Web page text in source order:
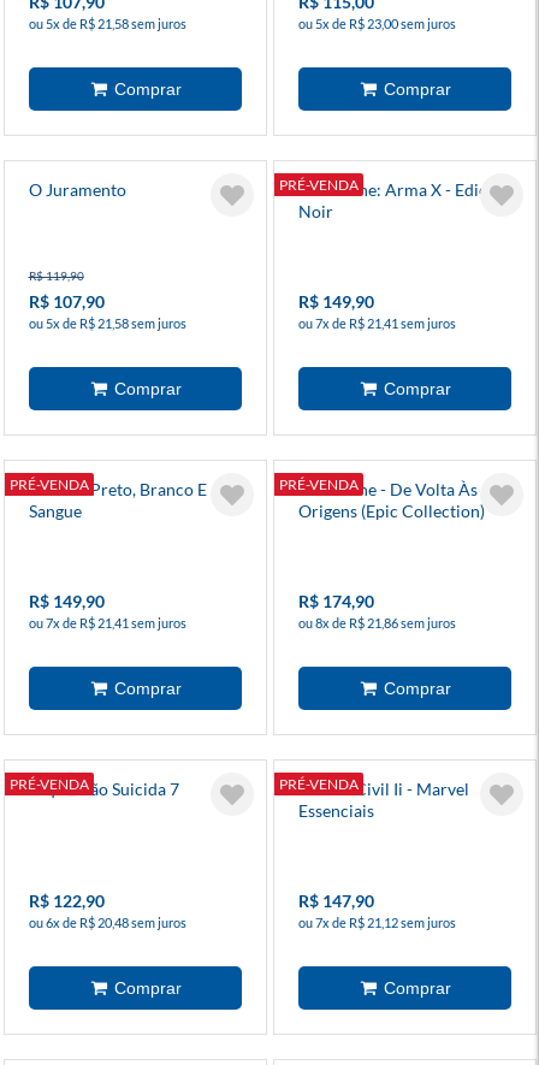
ou 5x de R$ 21,58 sem juros ou 5x de R$ 23,00 sem juros
O Juramento
R$ 119,90
R$ 107,90
ou 5x de R$ 21,58 sem juros
PRÉ-VENDA
Wolverine: Arma X - Edição
Noir
R$ 149,90
ou 7x de R$ 21,41 sem juros
PRÉ-VENDA
Venom: Preto, Branco E
Sangue
R$ 149,90
ou 7x de R$ 21,41 sem juros
PRÉ-VENDA
Wolverine - De Volta Às
Origens (Epic Collection)
R$ 174,90
ou 8x de R$ 21,86 sem juros
PRÉ-VENDA
Esquadrão Suicida 7
R$ 122,90
ou 6x de R$ 20,48 sem juros
PRÉ-VENDA
Guerra Civil Ii - Marvel
Essenciais
R$ 147,90
ou 7x de R$ 21,12 sem juros